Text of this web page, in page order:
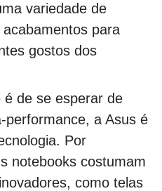
variedade de
para
gostos dos
é de se esperar de
performance, a Asus é
Por
notebooks costumam
como telas